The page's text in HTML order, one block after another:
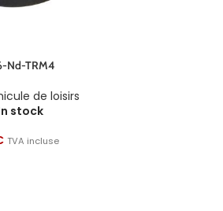
Nd-TRM4
de loisirs
stock
TVA incluse